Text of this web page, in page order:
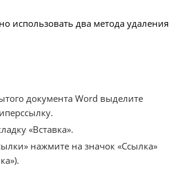
использовать два метода удаления
документа Word выделите
«Вставка».
нажмите на значок «Ссылка»